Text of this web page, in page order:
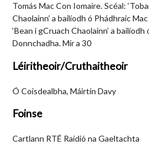
Tomás Mac Con Iomaire. Scéal:
Chaolainn’ a bailíodh ó Phádhraic
‘Bean i gCruach Chaolainn’ a
Donnchadha. Mír a 30
Léiritheoir/Cruthaitheoir
Ó Coisdealbha, Máirtín Davy
Foinse
Cartlann RTÉ Raidió na Gaeltachta